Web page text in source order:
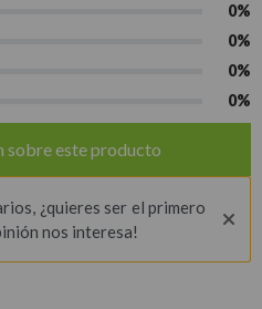
0%
0%
0%
0%
sobre este producto
¿quieres ser el primero
nos interesa!